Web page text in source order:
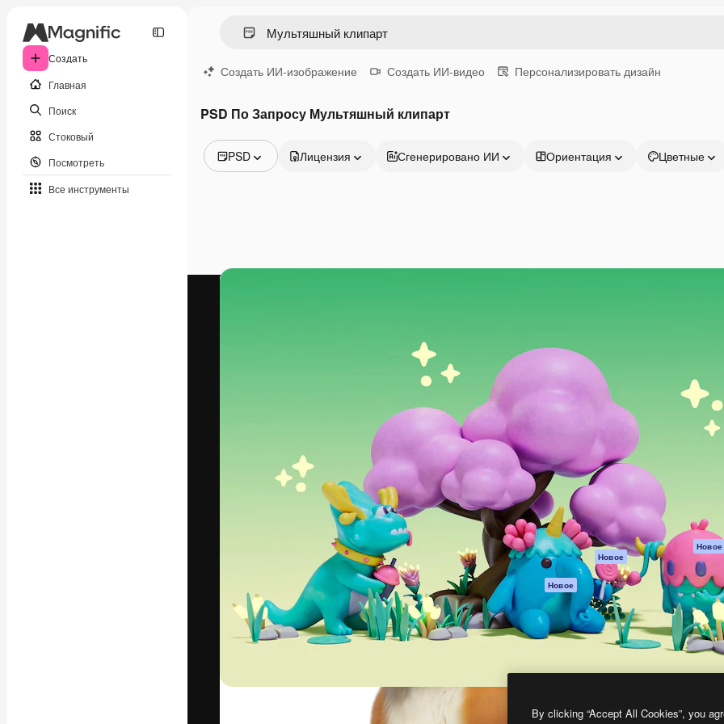
Создать
Главная
Поиск
Стоковый
Посмотреть
Все инструменты
Создать ИИ-изображение Создать ИИ-видео Персонализировать дизайн
PSD По Запросу Мультяшный клипарт
PSD
Видео
Лицензия Сгенерировано ИИ Ориентация Цветные
Креативная платформа для создания
ваших лучших работ. Более 1 миллиона
подписчиков среди креаторов,
предприятий, агентств и студий.
Продукция
ИИ-помощник
Генератор
изображений ИИ
Генератор видео
ИИ
Генератор голоса
на основе ИИ
Стоковый контент
MCP для
Claude/ChatGPT
Новое
Агенты Новое
API
Мобильное
приложение
Magnific
Документация по
Пакету ИИ
Служба
поддержки
Условия и
положения
Политика
Оригиналы
Новое
Политика файлов
cookie
Центр доверия
Партнеры
Предприятие
By clicking “Accept All Cookies”, you